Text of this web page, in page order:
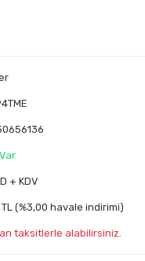
+ KDV
(%3,00 havale indirimi)
taksitlerle alabilirsiniz.